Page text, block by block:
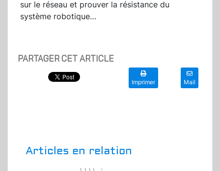
sur le réseau et prouver la résistance du
système robotique…
PARTAGER CET ARTICLE
Imprimer Mail
Articles en relation